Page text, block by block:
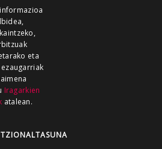
GUKA
GUKA ZUMAIA GUKA
eta
Iragarkien
atalean.